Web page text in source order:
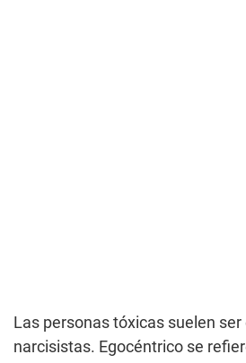
Las personas tóxicas suelen
narcisistas. Egocéntrico se